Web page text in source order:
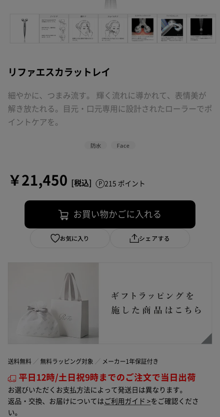
リファエスカラットレイ
細やかに、つまみ流す。 輝く流れに導かれて、表情美が
解き放たれる。目元・口元専用に設計されたローラーでポ
イントケアを。
防水 Face
￥21,450 215 ポイント
お買い物かごに入れる
お気に入り シェアする
送料無料 無料ラッピング対象 メーカー1年保証付き
平日12時/土日祝9時までのご注文で当日出荷
お選びいただくお支払方法によって発送日は異なります。
返品・交換、お届けについては ご利用ガイド >をご確認くださ
い。